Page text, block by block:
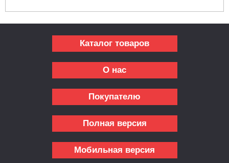
Каталог товаров
О нас
Покупателю
Полная версия
Мобильная версия